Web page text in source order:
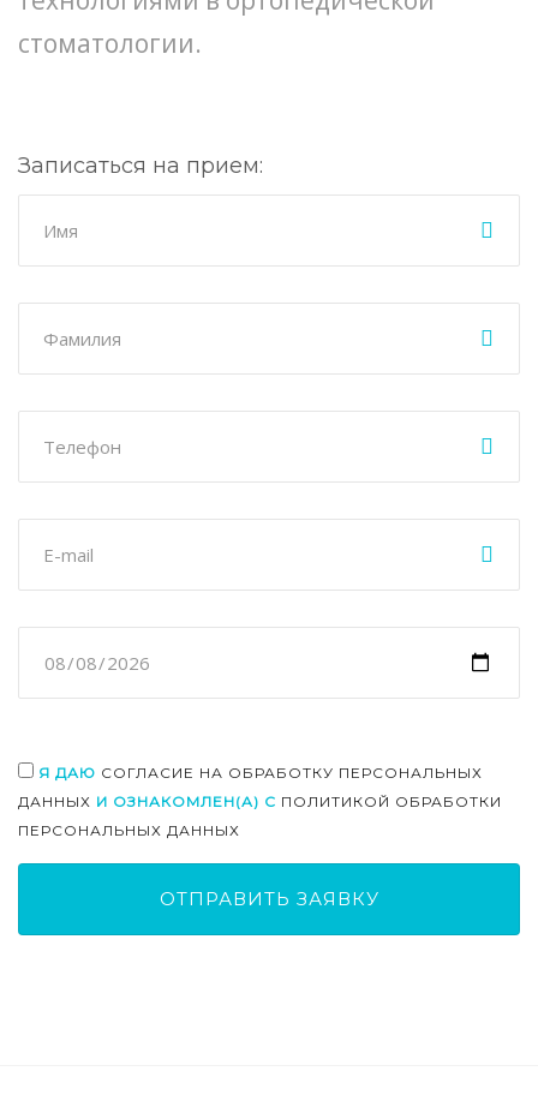
стоматологии.
Записаться на прием:
Я ДАЮ СОГЛАСИЕ НА ОБРАБОТКУ ПЕРСОНАЛЬНЫХ
ДАННЫХ И ОЗНАКОМЛЕН(А) С ПОЛИТИКОЙ ОБРАБОТКИ
ПЕРСОНАЛЬНЫХ ДАННЫХ